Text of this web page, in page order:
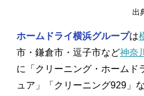
出
ホームドライ横浜グループは
市・鎌倉市・逗子市など神奈
に「クリーニング・ホームド
ュア」「クリーニング929」